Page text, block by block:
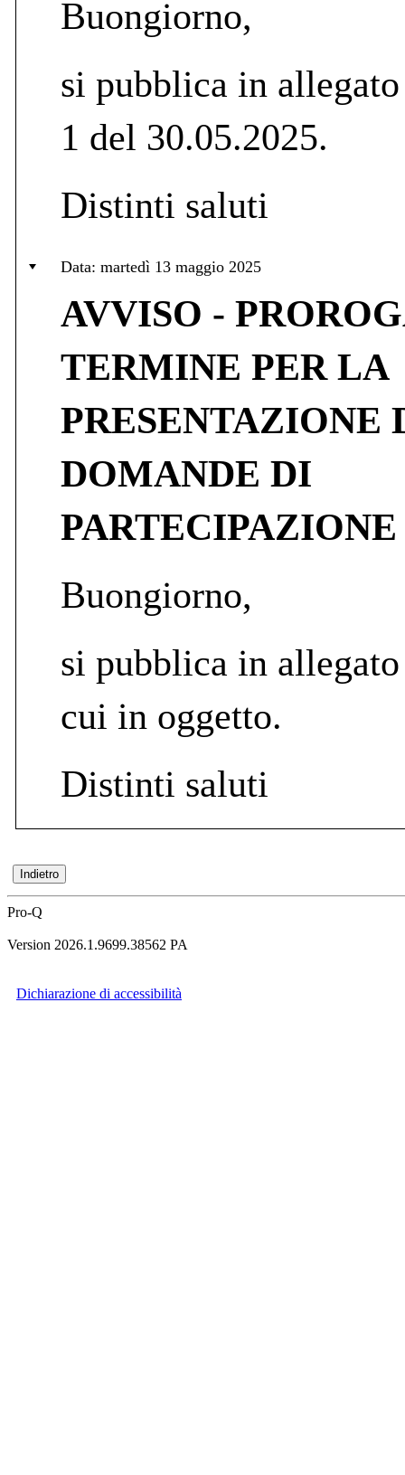
Buongiorno,
si pubblica in
1 del 30.05.2025.
Distinti saluti
Data: martedì 13 maggio 2025
AVVISO -
TERMINE PER LA
PRESENTAZIONE
DOMANDE DI
PARTECIPAZIONE
Buongiorno,
si pubblica in
cui in oggetto.
Distinti saluti
Pro-Q
Version 2026.1.9699.38562 PA
Dichiarazione di accessibilità